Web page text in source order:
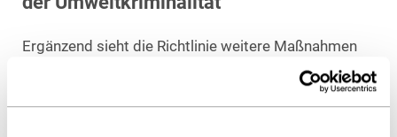
Ergänzend sieht die Richtlinie weitere Maßnahmen